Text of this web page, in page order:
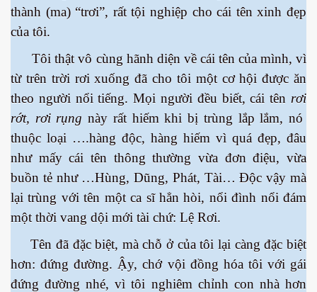
thành (ma) “trơi”, rất tội nghiệp cho cái tên xinh đẹp
của tôi.
Tôi thật vô cùng hãnh diện về cái tên của mình, vì
từ trên trời rơi xuống đã cho tôi một cơ hội được ăn
theo người nổi tiếng. Mọi người đều biết, cái tên rơi
rớt, rơi rụng này rất hiếm khi bị trùng lắp lắm, nó
thuộc loại ….hàng độc, hàng hiếm vì quá đẹp, đâu
như mấy cái tên thông thường vừa đơn điệu, vừa
buồn tẻ như …Hùng, Dũng, Phát, Tài… Độc vậy mà
lại trùng với tên một ca sĩ hẳn hòi, nổi đình nổi đám
một thời vang dội mới tài chứ: Lệ Rơi.
Tên đã đặc biệt, mà chỗ ở của tôi lại càng đặc biệt
hơn: đứng đường. Ậy, chớ vội đồng hóa tôi với gái
đứng đường nhé, vì tôi nghiêm chỉnh con nhà hơn